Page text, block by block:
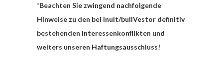
*Beachten Sie zwingend nachfolgende
Hinweise zu den bei inult/bullVestor definitiv
bestehenden Interessenkonflikten und
weiters unseren Haftungsausschluss!